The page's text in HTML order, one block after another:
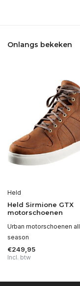
Onlangs bekeken
Held
Held Sirmione GTX
motorschoenen
Urban motorschoenen all
season
€249,95
Incl. btw